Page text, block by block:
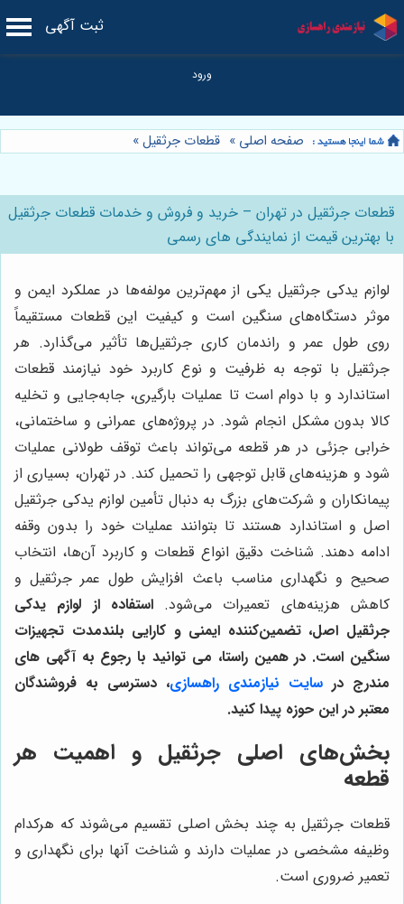
ثبت آگهی
صفحه اصلی » قطعات جرثقیل»
قطعات جرثقیل در تهران – خرید و فروش و خدمات قطعات جرثقیل
با بهترین قیمت از نمایندگی های رسمی
لوازم یدکی جرثقیل یکی از مهم‌ترین مولفه‌ها در عملکرد ایمن و
موثر دستگاه‌های سنگین است و کیفیت این قطعات مستقیماً
روی طول عمر و راندمان کاری جرثقیل‌ها تأثیر می‌گذارد. هر
جرثقیل با توجه به ظرفیت و نوع کاربرد خود نیازمند قطعات
استاندارد و با دوام است تا عملیات بارگیری، جابه‌جایی و تخلیه
کالا بدون مشکل انجام شود. در پروژه‌های عمرانی و ساختمانی،
خرابی جزئی در هر قطعه می‌تواند باعث توقف طولانی عملیات
شود و هزینه‌های قابل توجهی را تحمیل کند. در تهران، بسیاری از
پیمانکاران و شرکت‌های بزرگ به دنبال تأمین لوازم یدکی جرثقیل
اصل و استاندارد هستند تا بتوانند عملیات خود را بدون وقفه
ادامه دهند. شناخت دقیق انواع قطعات و کاربرد آن‌ها، انتخاب
صحیح و نگهداری مناسب باعث افزایش طول عمر جرثقیل و
کاهش هزینه‌های تعمیرات می‌شود. استفاده از لوازم یدکی
جرثقیل اصل، تضمین‌کننده ایمنی و کارایی بلندمدت تجهیزات
سنگین است. در همین راستا، می توانید با رجوع به آگهی های
مندرج در سایت نیازمندی راهسازی، دسترسی به فروشندگان
معتبر در این حوزه پیدا کنید.
بخش‌های اصلی جرثقیل و اهمیت هر
قطعه
قطعات جرثقیل به چند بخش اصلی تقسیم می‌شوند که هرکدام
وظیفه مشخصی در عملیات دارند و شناخت آنها برای نگهداری و
تعمیر ضروری است.